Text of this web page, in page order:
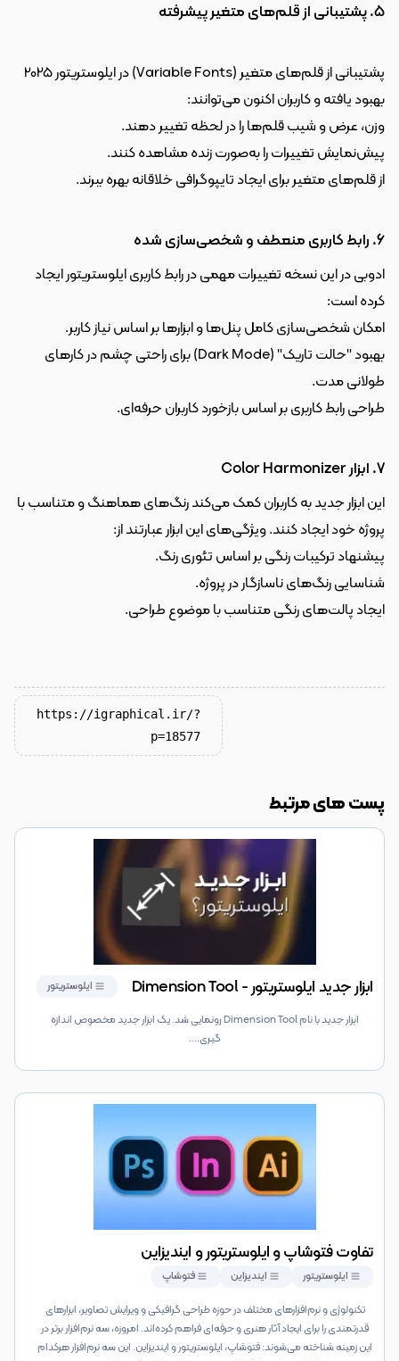
5. پشتیبانی از قلم‌های متغیر پیشرفته
بهبود یافته و کاربران اکنون می‌توانند:
وزن، عرض و شیب قلم‌ها را در لحظه تغییر دهند.
پیش‌نمایش تغییرات را به‌صورت زنده مشاهده کنند.
از قلم‌های متغیر برای ایجاد تایپوگرافی خلاقانه بهره ببرند.
6. رابط کاربری منعطف و شخصی‌سازی شده
کرده است:
امکان شخصی‌سازی کامل پنل‌ها و ابزارها بر اساس نیاز کاربر.
طولانی مدت.
طراحی رابط کاربری بر اساس بازخورد کاربران حرفه‌ای.
7. ابزار Color Harmonizer
پروژه خود ایجاد کنند. ویژگی‌های این ابزار عبارتند از:
پیشنهاد ترکیبات رنگی بر اساس تئوری رنگ.
شناسایی رنگ‌های ناسازگار در پروژه.
ایجاد پالت‌های رنگی متناسب با موضوع طراحی.
https://igraphical.ir/?
p=18577
پست های مرتبط
ابزار جدید ایلوستریتور - Dimension Tool ایلوستریتور
ابزار جدید با نام Dimension Tool رونمایی شد. یک ابزار جدید مخصوص اندازه
گیری....
تفاوت فتوشاپ و ایلوستریتور و ایندیزاین
ایلوستریتور ایندیزاین فتوشاپ
تکنولوژی و نرم‌افزارهای مختلف در حوزه طراحی گرافیکی و ویرایش تصاویر، ابزارهای
قدرتمندی را برای ایجاد آثار هنری و حرفه‌ای فراهم کرده‌اند. امروزه، سه نرم‌افزار برتر در
این زمینه شناخته می‌شوند: فتوشاپ، ایلوستریتور و ایندیزاین. این سه نرم‌افزار هرکدام